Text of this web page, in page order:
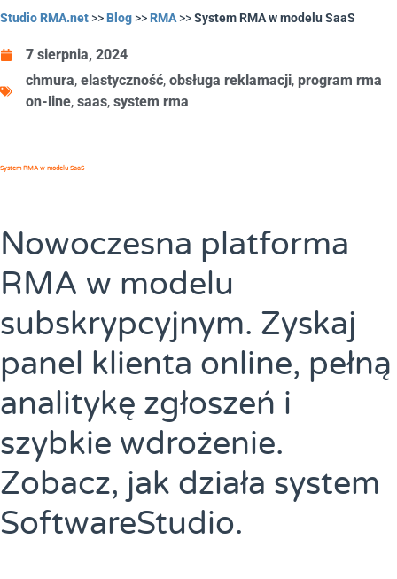
Studio RMA.net >>Blog >>RMA>>System RMA w modelu SaaS
7 sierpnia, 2024
chmura, elastyczność, obsługa reklamacji, program rma
on-line, saas, system rma
System RMA w modelu SaaS
Nowoczesna platforma
RMA w modelu
subskrypcyjnym. Zyskaj
panel klienta online, pełną
analitykę zgłoszeń i
szybkie wdrożenie.
Zobacz, jak działa system
SoftwareStudio.